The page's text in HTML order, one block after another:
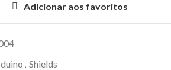
Adicionar aos favoritos
, Shields